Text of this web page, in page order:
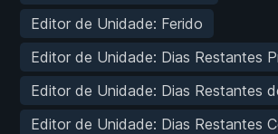
Editor de Unidade: Ferido
Editor de Unidade: Dias Restantes
Editor de Unidade: Dias Restantes
Editor de Unidade: Dias Restantes